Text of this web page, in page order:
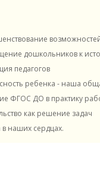
дошкольников к
педагогов
ребенка - наша
ФГОС ДО в практику
как решение задач
наших сердцах.
на
мелкой
возраста".